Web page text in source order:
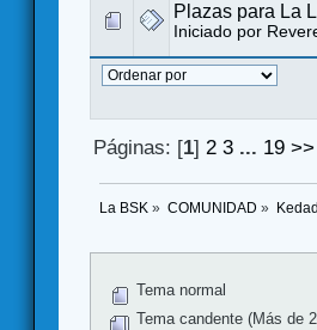
Plazas para La
Iniciado por
Páginas: [1] 2 3 ... 19 >>
La BSK » COMUNIDAD »
Tema normal
Tema candente (Más de